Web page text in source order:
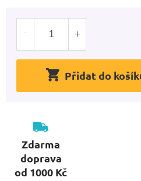
Přidat do
Zdarma
doprava
od 1000 Kč